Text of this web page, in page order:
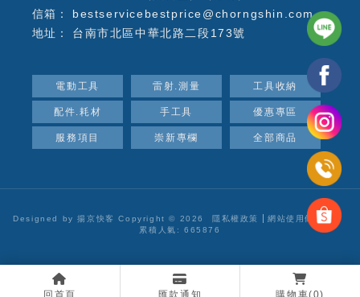
回首頁 匯款通知 購物車(0)
bestservicebestprice@chorngshin.com
台南市北區中華北路二段173號
電動工具 雷射.測量 工具收納
配件.耗材 手工具 優惠專區
服務項目 崇新專欄 全部商品
Designed by揚京快客 Copyright © 2026 隱私權政策 網站使用條款
..
累積人氣: 665876